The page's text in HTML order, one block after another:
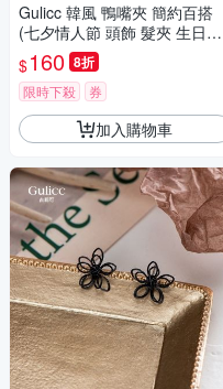
Gulicc 韓風 鴨嘴夾 簡約百搭
(七夕情人節 頭飾 髮夾 生日禮
物 禮物)
$160 8折
限時下殺 券
加入購物車